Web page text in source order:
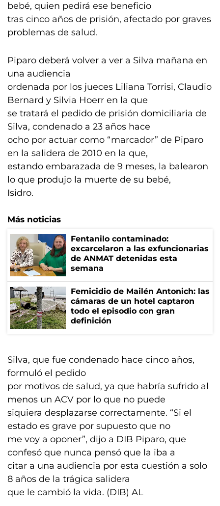
bebé, quien pedirá ese beneficio
tras cinco años de prisión, afectado por graves
problemas de salud.
Piparo deberá volver a ver a Silva mañana en
una audiencia
ordenada por los jueces Liliana Torrisi, Claudio
Bernard y Silvia Hoerr en la que
se tratará el pedido de prisión domiciliaria de
Silva, condenado a 23 años hace
ocho por actuar como “marcador” de Piparo
en la salidera de 2010 en la que,
estando embarazada de 9 meses, la balearon
lo que produjo la muerte de su bebé,
Isidro.
Más noticias
Fentanilo contaminado:
excarcelaron a las exfuncionarias
de ANMAT detenidas esta
semana
Femicidio de Mailén Antonich: las
cámaras de un hotel captaron
todo el episodio con gran
definición
Silva, que fue condenado hace cinco años,
formuló el pedido
por motivos de salud, ya que habría sufrido al
menos un ACV por lo que no puede
siquiera desplazarse correctamente. “Si el
estado es grave por supuesto que no
me voy a oponer”, dijo a DIB Piparo, que
confesó que nunca pensó que la iba a
citar a una audiencia por esta cuestión a solo
8 años de la trágica salidera
que le cambió la vida. (DIB) AL